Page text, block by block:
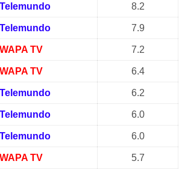
Telemundo 8.2
Telemundo 7.9
WAPA TV 7.2
WAPA TV 6.4
Telemundo 6.2
Telemundo 6.0
Telemundo 6.0
WAPA TV 5.7